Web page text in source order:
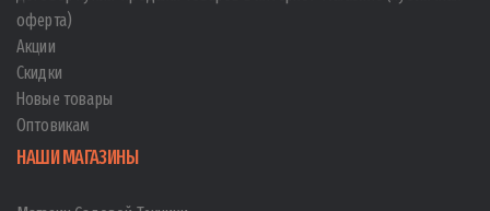
оферта)
Акции
Скидки
Новые товары
Оптовикам
НАШИ МАГАЗИНЫ